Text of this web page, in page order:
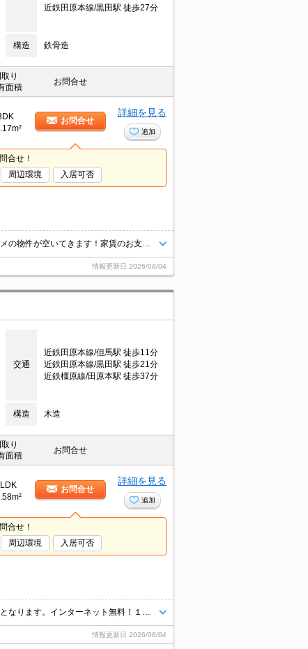
近鉄田原本線/黒田駅 徒歩27分
構造 鉄骨造
取り
面積
お問合せ
お問合せ
詳細を見る
追加
合せ！
周辺環境 入居可否
情報更新日 2026/08/04
交通
近鉄田原本線/但馬駅 徒歩11分
近鉄田原本線/黒田駅 徒歩21分
近鉄橿原線/田原本駅 徒歩37分
構造 木造
取り
面積
お問合せ
お問合せ
詳細を見る
追加
合せ！
周辺環境 入居可否
情報更新日 2026/08/04